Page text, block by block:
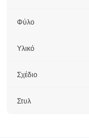
Φύλο
Υλικό
Σχέδιο
Στυλ